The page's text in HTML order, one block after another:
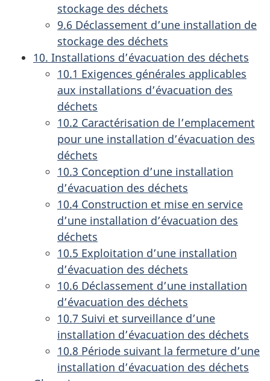
stockage des déchets
9.6 Déclassement d’une installation de
stockage des déchets
10. Installations d’évacuation des déchets
10.1 Exigences générales applicables
aux installations d’évacuation des
déchets
10.2 Caractérisation de l’emplacement
pour une installation d’évacuation des
déchets
10.3 Conception d’une installation
d’évacuation des déchets
10.4 Construction et mise en service
d’une installation d’évacuation des
déchets
10.5 Exploitation d’une installation
d’évacuation des déchets
10.6 Déclassement d’une installation
d’évacuation des déchets
10.7 Suivi et surveillance d’une
installation d’évacuation des déchets
10.8 Période suivant la fermeture d’une
installation d’évacuation des déchets